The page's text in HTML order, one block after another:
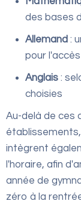
des bases
Allemand :
pour
Anglais :
choisies
Au-delà de ces
intègrent
l'horaire, afin
année de
zéro à la